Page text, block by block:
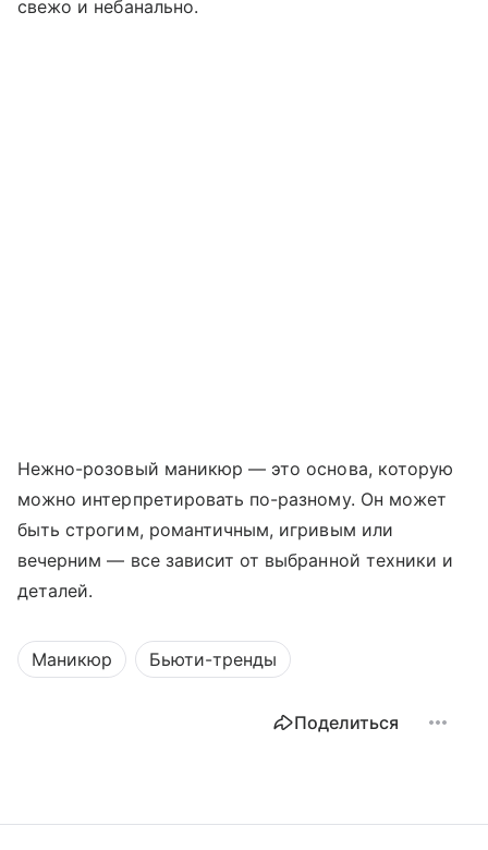
свежо и небанально.
Нежно-розовый маникюр — это основа, которую
можно интерпретировать по-разному. Он может
быть строгим, романтичным, игривым или
вечерним — все зависит от выбранной техники и
деталей.
Маникюр Бьюти-тренды
Поделиться